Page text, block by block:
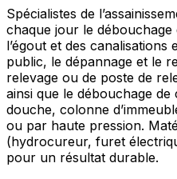
Spécialistes de
chaque jour le
l’égout et des canalisations
public, le dépannage et le
relevage ou de poste de
ainsi que le débouchage de
douche, colonne
ou par haute pression.
(hydrocureur, furet
pour un résultat durable.